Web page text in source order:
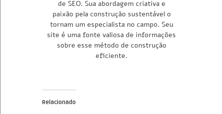
de SEO. Sua abordagem criativa e
paixão pela construção sustentável o
tornam um especialista no campo. Seu
site é uma fonte valiosa de informações
sobre esse método de construção
eficiente.
Relacionado